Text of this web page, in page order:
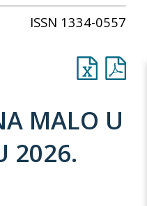
ISSN 1334-0557
MALO U
2026.